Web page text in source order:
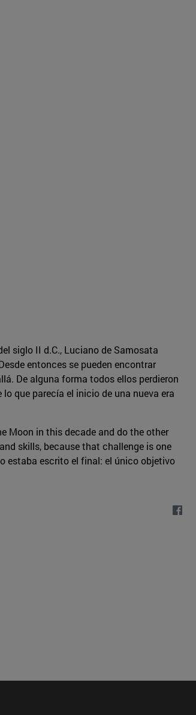
siglo II d.C., Luciano de Samosata
entonces se pueden encontrar
De alguna forma todos ellos perdieron
que parecía el inicio de una nueva era
Moon in this decade and do the other
skills, because that challenge is one
estaba escrito el final: el único objetivo